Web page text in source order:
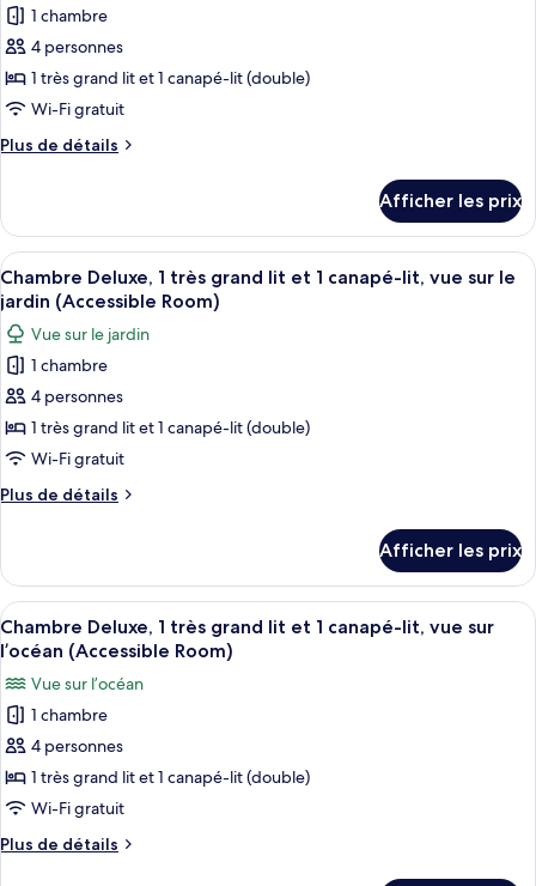
(Napua
Malu
Suite)
sur
l’océan
(Napua
Malu
pour
ce
type
de
chambre :
Suite
1
chambre,
accès
au
bar-
salon
(Napua
Puakea
Suite)
1 chambre
4 personnes
1 très grand lit et 1 canapé-lit (double)
Wi-Fi gratuit
Plus de détails
Plus
Suite
Club,
1
chambre,
accès
au
bar-
salon
(Napua
Puakea
Afficher les prix
Afficher
toutes
les
photos
pour
ce
type
de
chambre :
Chambre
1
très
grand
lit
et
canapé-
lit,
vue
sur
le
Une chambre d’hôtel comprenant
3
Chambre Deluxe, 1 très grand lit et 1 canapé-lit, vue sur le
jardin (Accessible Room)
Vue sur le jardin
1 chambre
4 personnes
1 très grand lit et 1 canapé-lit (double)
Wi-Fi gratuit
Plus de détails
Plus
Chambre
Deluxe,
1
très
lit
et
canapé-
lit,
sur
le
jardin
Afficher les prix
Afficher
toutes
photos
pour
ce
type
de
chambre :
Chambre
Une chambre d’hôtel comprenant
3
Chambre Deluxe, 1 très grand lit et 1 canapé-lit, vue sur
l’océan (Accessible Room)
Vue sur l’océan
1 chambre
4 personnes
1 très grand lit et 1 canapé-lit (double)
Wi-Fi gratuit
Plus de détails
Plus